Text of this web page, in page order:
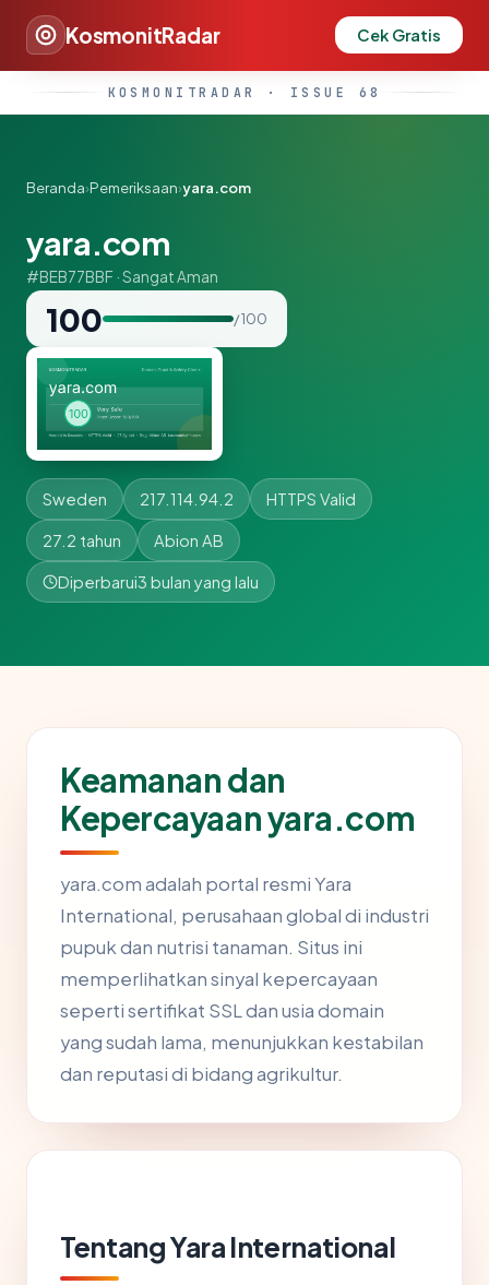
KosmonitRadar Cek Gratis
KOSMONITRADAR · ISSUE 68
Beranda›Pemeriksaan›yara.com
yara.com
#BEB77BBF · Sangat Aman
100 / 100
Sweden 217.114.94.2 HTTPS Valid
27.2 tahun Abion AB
Diperbarui3 bulan yang lalu
Keamanan dan
Kepercayaan yara.com
yara.com adalah portal resmi Yara
International, perusahaan global di industri
pupuk dan nutrisi tanaman. Situs ini
memperlihatkan sinyal kepercayaan
seperti sertifikat SSL dan usia domain
yang sudah lama, menunjukkan kestabilan
dan reputasi di bidang agrikultur.
Tentang Yara International